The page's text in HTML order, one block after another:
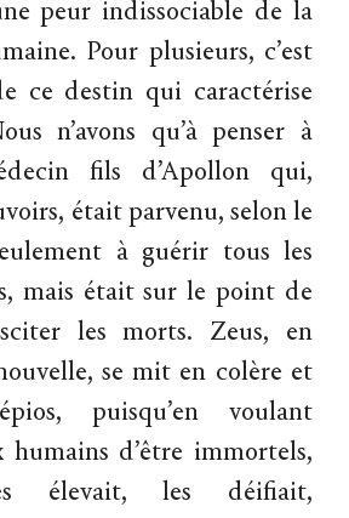
peur indissociable de la
Pour plusieurs, c’est
ce destin qui caractérise
n’avons qu’à penser à
fils d’Apollon qui,
était parvenu, selon le
à guérir tous les
mais était sur le point de
les morts. Zeus, en
se mit en colère et
puisqu’en voulant
humains d’être immortels,
élevait, les déifiait,